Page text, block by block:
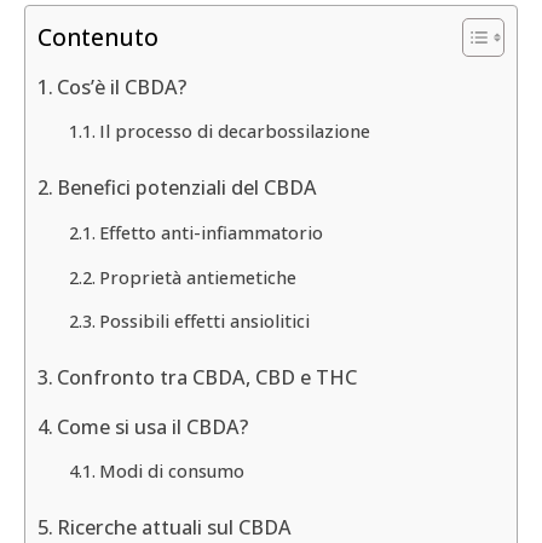
Contenuto
Cos’è il CBDA?
Il processo di decarbossilazione
Benefici potenziali del CBDA
Effetto anti-infiammatorio
Proprietà antiemetiche
Possibili effetti ansiolitici
Confronto tra CBDA, CBD e THC
Come si usa il CBDA?
Modi di consumo
Ricerche attuali sul CBDA